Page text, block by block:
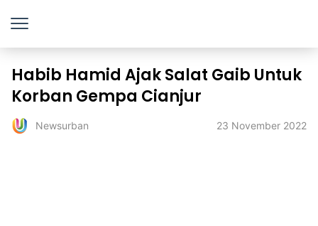
Habib Hamid Ajak Salat Gaib Untuk
Korban Gempa Cianjur
Newsurban 23 November 2022